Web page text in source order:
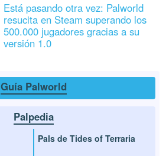
Está pasando otra vez: Palworld
resucita en Steam superando los
500.000 jugadores gracias a su
versión 1.0
Guía Palworld
Palpedia
Pals de Tides of Terraria